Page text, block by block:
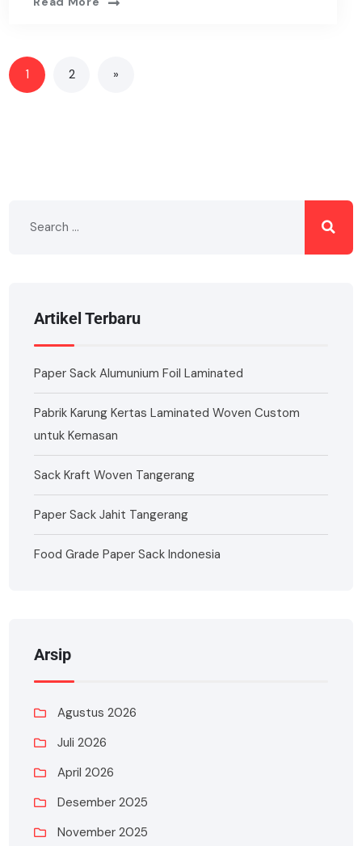
1 2 »
Artikel Terbaru
Paper Sack Alumunium Foil Laminated
Pabrik Karung Kertas Laminated Woven Custom
untuk Kemasan
Sack Kraft Woven Tangerang
Paper Sack Jahit Tangerang
Food Grade Paper Sack Indonesia
Arsip
Agustus 2026
Juli 2026
April 2026
Desember 2025
November 2025